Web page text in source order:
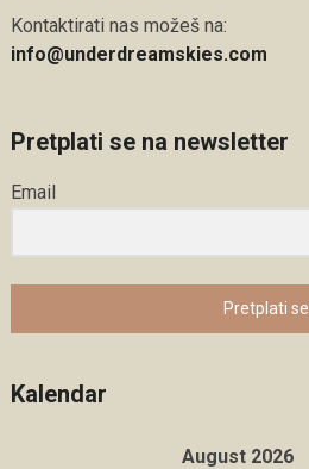
Kontaktirati nas možeš na:
info@underdreamskies.com
Pretplati se na newsletter
Email
Pretplati se
Kalendar
August 2026